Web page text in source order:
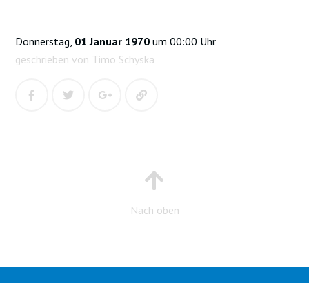
Donnerstag, 01 Januar 1970 um 00:00 Uhr
geschrieben von Timo Schyska
Nach oben